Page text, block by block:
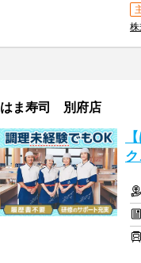
はま寿司 別府店